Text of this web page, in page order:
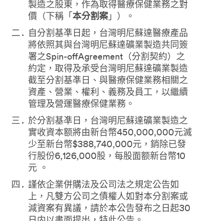
製造之股東，作為取得醫療保健業務之對
價（下稱「 本分割案」）。
自分割基凖日起，台灣明尼蘇達醫療產品
將依照其與台灣明尼蘇達礦業製造共同簽
署之Spin-offAgreement（分割契約）之
約定，取得及承受台灣明尼蘇達礦業製造
截至分割基凖日、與醫療保健業務相關之
資產、營業、權利、義務及員工，以繼續
管理及營運醫療保健業務。
於分割基凖日，台灣明尼蘇達礦業製造之
實收資本额將由新台幣450,000,000元滅
少至新台幣$388,740,000元，銷除已發
行股份6,126,000股，每股面额新台幣10
元 。
謹依企業併購法及公司法之規定公告如
上，凡雙方公司之債權人如對本分割案或
減資案有異議，請於本公告發布之日起30